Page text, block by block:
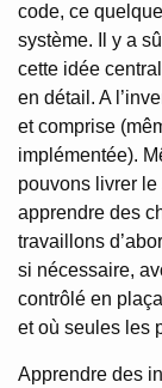
code, ce
système. Il y a
cette idée
en détail. A
et comprise
implémentée).
pouvons livrer le
apprendre des
travaillons
si nécessaire,
contrôlé en
et où seules les
Apprendre des